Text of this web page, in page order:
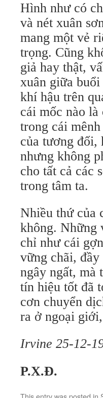
Hình như có
và nét xuân
mang một vẻ
trọng. Cũng
giả hay thật,
xuân giữa
khí hậu trên
cái mốc nào là
trong cái
của tương đối,
nhưng không
cho tất cả các
trong tâm ta.
Nhiều thứ của
không. Những
chỉ như cái
vững chãi,
ngây ngất, mà
tín hiệu tốt đã
cơn chuyển
ra ở ngoại
Irvine 25-12-
P.X.Đ.